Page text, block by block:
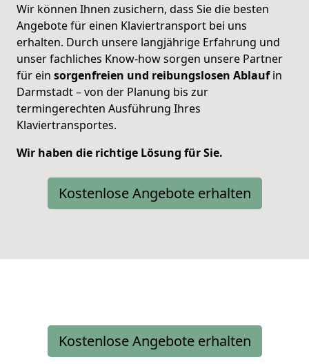
Wir können Ihnen zusichern, dass Sie die besten
Angebote für einen Klaviertransport bei uns
erhalten. Durch unsere langjährige Erfahrung und
unser fachliches Know-how sorgen unsere Partner
für ein sorgenfreien und reibungslosen Ablaufin
Darmstadt – von der Planung bis zur
termingerechten Ausführung Ihres
Klaviertransportes.
Wir haben die richtige Lösung für Sie.
Kostenlose Angebote erhalten
Kostenlose Angebote erhalten